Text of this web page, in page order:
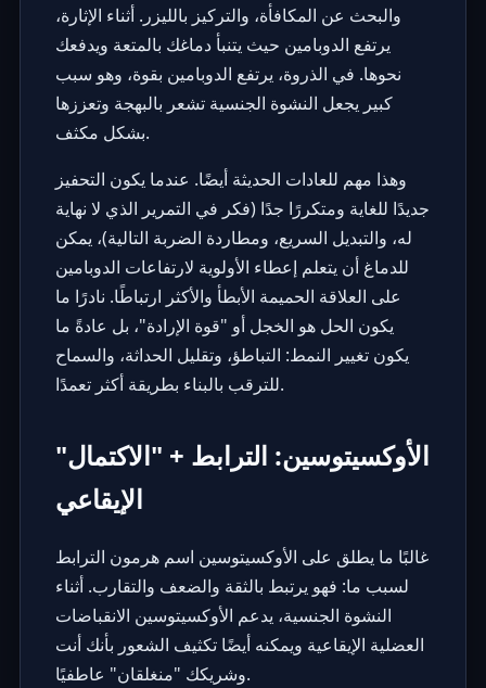
والبحث عن المكافأة، والتركيز بالليزر. أثناء الإثارة،
يرتفع الدوبامين حيث يتنبأ دماغك بالمتعة ويدفعك
نحوها. في الذروة، يرتفع الدوبامين بقوة، وهو سبب
كبير يجعل النشوة الجنسية تشعر بالبهجة وتعززها
بشكل مكثف.
وهذا مهم للعادات الحديثة أيضًا. عندما يكون التحفيز
جديدًا للغاية ومتكررًا جدًا (فكر في التمرير الذي لا نهاية
له، والتبديل السريع، ومطاردة الضربة التالية)، يمكن
للدماغ أن يتعلم إعطاء الأولوية لارتفاعات الدوبامين
على العلاقة الحميمة الأبطأ والأكثر ارتباطًا. نادرًا ما
يكون الحل هو الخجل أو "قوة الإرادة"، بل عادةً ما
يكون تغيير النمط: التباطؤ، وتقليل الحداثة، والسماح
للترقب بالبناء بطريقة أكثر تعمدًا.
الأوكسيتوسين: الترابط + "الاكتمال"
الإيقاعي
غالبًا ما يطلق على الأوكسيتوسين اسم هرمون الترابط
لسبب ما: فهو يرتبط بالثقة والضعف والتقارب. أثناء
النشوة الجنسية، يدعم الأوكسيتوسين الانقباضات
العضلية الإيقاعية ويمكنه أيضًا تكثيف الشعور بأنك أنت
وشريكك "منغلقان" عاطفيًا.